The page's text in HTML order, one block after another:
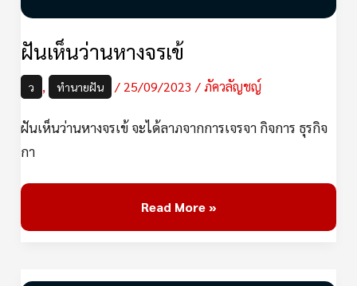
ฝันเห็นว่านหางจรเข้
ว , ทำนายฝัน /25/09/2023/ภัควลัญชญ์
ฝันเห็นว่านหางจรเข้ จะได้ลาภจากการเจรจา กิจการ ธุรกิจ
กา
Read More »